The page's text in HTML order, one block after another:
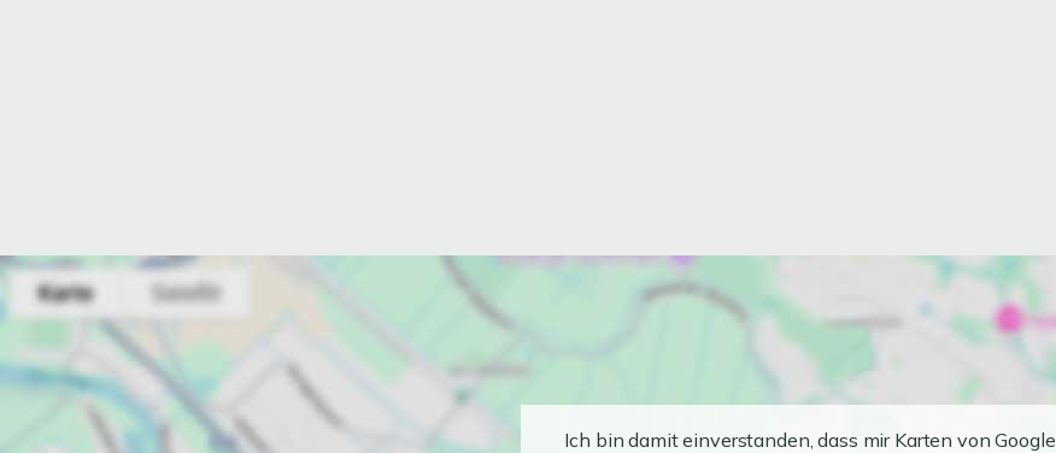
Ich bin damit einverstanden, dass mir Karten von Google